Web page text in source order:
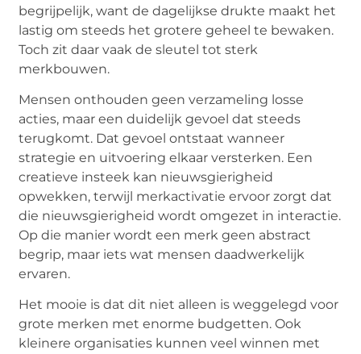
begrijpelijk, want de dagelijkse drukte maakt het
lastig om steeds het grotere geheel te bewaken.
Toch zit daar vaak de sleutel tot sterk
merkbouwen.
Mensen onthouden geen verzameling losse
acties, maar een duidelijk gevoel dat steeds
terugkomt. Dat gevoel ontstaat wanneer
strategie en uitvoering elkaar versterken. Een
creatieve insteek kan nieuwsgierigheid
opwekken, terwijl merkactivatie ervoor zorgt dat
die nieuwsgierigheid wordt omgezet in interactie.
Op die manier wordt een merk geen abstract
begrip, maar iets wat mensen daadwerkelijk
ervaren.
Het mooie is dat dit niet alleen is weggelegd voor
grote merken met enorme budgetten. Ook
kleinere organisaties kunnen veel winnen met